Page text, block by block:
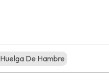
Huelga De Hambre